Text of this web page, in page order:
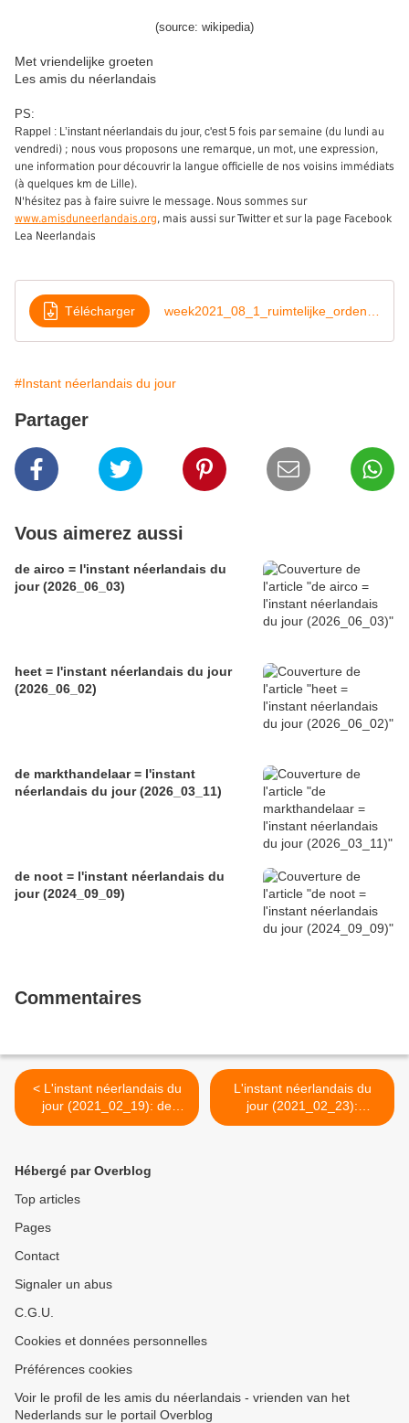
(source: wikipedia)
Met vriendelijke groeten
Les amis du néerlandais
PS:
Rappel : L’instant néerlandais du jour, c'est 5 fois par semaine (du lundi au
vendredi) ; nous vous proposons une remarque, un mot, une expression,
une information pour découvrir la langue officielle de nos voisins immédiats
(à quelques km de Lille).
N'hésitez pas à faire suivre le message. Nous sommes sur
www.amisduneerlandais.org, mais aussi sur Twitter et sur la page Facebook
Lea Neerlandais
Télécharger
#Instant néerlandais du jour
Partager
Vous aimerez aussi
de airco = l'instant néerlandais du
jour (2026_06_03)
heet = l'instant néerlandais du jour
(2026_06_02)
de markthandelaar = l'instant
néerlandais du jour (2026_03_11)
de noot = l'instant néerlandais du
jour (2024_09_09)
Commentaires
< L'instant néerlandais du
jour (2021_02_19): de
filmkeuring
L'instant néerlandais du
jour (2021_02_23):
leefmilieu, waterbeleid en
Hébergé par Overblog
Top articles
Pages
Contact
Signaler un abus
C.G.U.
Cookies et données personnelles
Préférences cookies
Voir le profil de les amis du néerlandais - vrienden van het
Nederlands sur le portail Overblog